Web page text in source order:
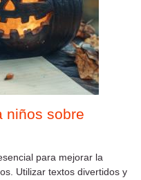
niños sobre
para mejorar la
Utilizar textos divertidos y